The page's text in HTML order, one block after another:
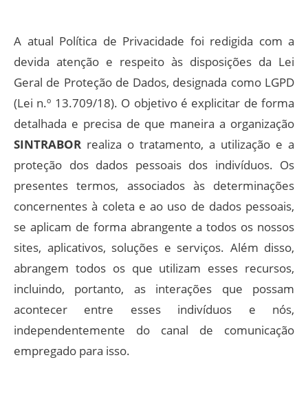
A atual Política de Privacidade foi redigida com a
devida atenção e respeito às disposições da Lei
Geral de Proteção de Dados, designada como LGPD
(Lei n.º 13.709/18). O objetivo é explicitar de forma
detalhada e precisa de que maneira a organização
SINTRABOR realiza o tratamento, a utilização e a
proteção dos dados pessoais dos indivíduos. Os
presentes termos, associados às determinações
concernentes à coleta e ao uso de dados pessoais,
se aplicam de forma abrangente a todos os nossos
sites, aplicativos, soluções e serviços. Além disso,
abrangem todos os que utilizam esses recursos,
incluindo, portanto, as interações que possam
acontecer entre esses indivíduos e nós,
independentemente do canal de comunicação
empregado para isso.